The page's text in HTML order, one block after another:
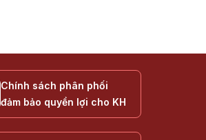
Chính sách phân phối
đảm bảo quyền lợi cho KH